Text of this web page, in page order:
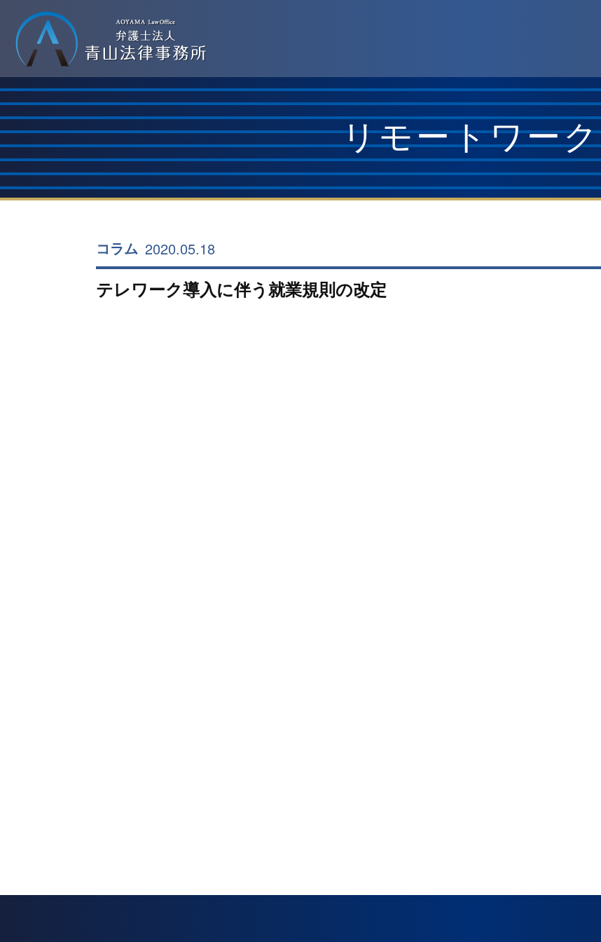
リモートワーク
コラム 2020.05.18
テレワーク導入に伴う就業規則の改定